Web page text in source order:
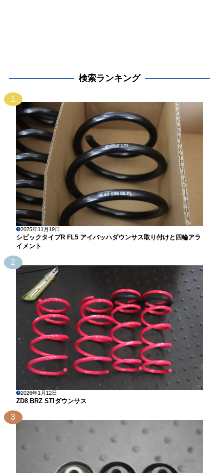
検索ランキング
1
2025年11月19日
シビックタイプR FL5 アイバッハダウンサス取り付けと四輪アラ
イメント
2
2026年1月12日
ZD8 BRZ STIダウンサス
3